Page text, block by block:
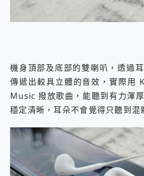
機身頂部及底部的雙喇叭，透過
傳遞出較具立體的音效，實際用
Music 撥放歌曲，能聽到有力渾
穩定清晰，耳朵不會覺得只聽到混